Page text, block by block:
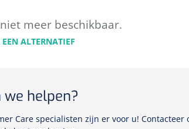
meer beschikbaar.
ALTERNATIEF
we helpen?
Care specialisten zijn er voor u! Contacteer